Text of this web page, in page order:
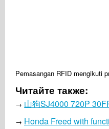
Pemasangan RFID mengikuti
Читайте также:
→ 山狗SJ4000 720P
→ Honda Freed with